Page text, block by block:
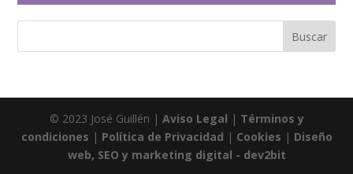
© 2023 José Guillén | Aviso Legal | Términos y
condiciones | Política de Privacidad | Cookies | Diseño
web, SEO y marketing digital - dev2bit